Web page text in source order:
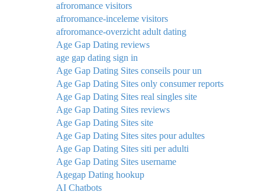
afroromance visitors
afroromance-inceleme visitors
afroromance-overzicht adult dating
Age Gap Dating reviews
age gap dating sign in
Age Gap Dating Sites conseils pour un
Age Gap Dating Sites only consumer reports
Age Gap Dating Sites real singles site
Age Gap Dating Sites reviews
Age Gap Dating Sites site
Age Gap Dating Sites sites pour adultes
Age Gap Dating Sites siti per adulti
Age Gap Dating Sites username
Agegap Dating hookup
AI Chatbots